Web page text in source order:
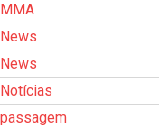
MMA
News
News
Notícias
passagem